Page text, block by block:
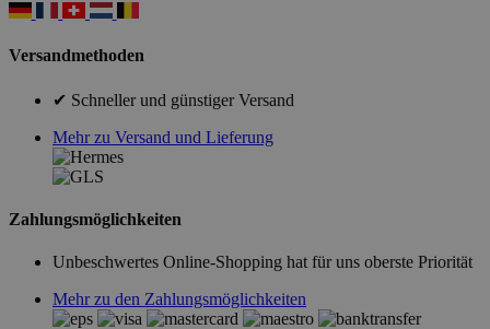
Versandmethoden
✔ Schneller und günstiger Versand
Mehr zu Versand und Lieferung
Zahlungsmöglichkeiten
Unbeschwertes Online-Shopping hat für uns oberste Priorität
Mehr zu den Zahlungsmöglichkeiten